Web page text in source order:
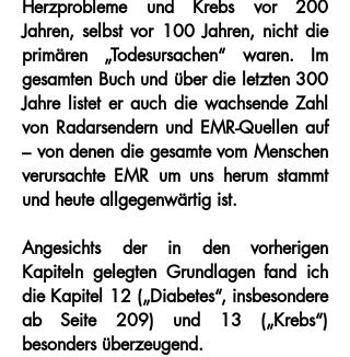
Herzprobleme und Krebs vor 200
Jahren, selbst vor 100 Jahren, nicht die
primären „Todesursachen“ waren. Im
gesamten Buch und über die letzten 300
Jahre listet er auch die wachsende Zahl
von Radarsendern und EMR-Quellen auf
– von denen die gesamte vom Menschen
verursachte EMR um uns herum stammt
und heute allgegenwärtig ist.
Angesichts der in den vorherigen
Kapiteln gelegten Grundlagen fand ich
die Kapitel 12 („Diabetes“, insbesondere
ab Seite 209) und 13 („Krebs“)
besonders überzeugend.